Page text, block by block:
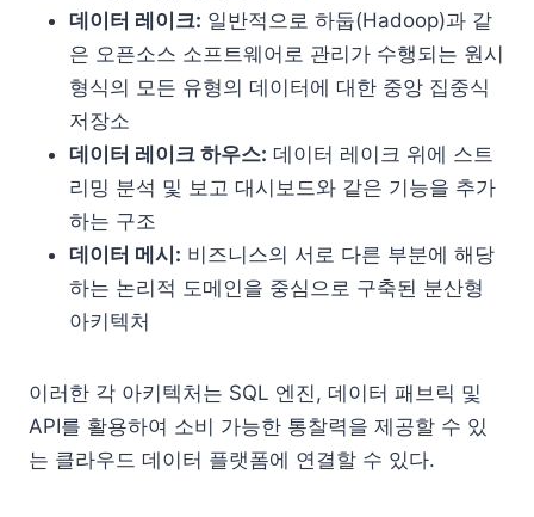
데이터 레이크: 일반적으로 하둡(Hadoop)과 같
은 오픈소스 소프트웨어로 관리가 수행되는 원시
형식의 모든 유형의 데이터에 대한 중앙 집중식
저장소
데이터 레이크 하우스: 데이터 레이크 위에 스트
리밍 분석 및 보고 대시보드와 같은 기능을 추가
하는 구조
데이터 메시: 비즈니스의 서로 다른 부분에 해당
하는 논리적 도메인을 중심으로 구축된 분산형
아키텍처
이러한 각 아키텍처는 SQL 엔진, 데이터 패브릭 및
API를 활용하여 소비 가능한 통찰력을 제공할 수 있
는 클라우드 데이터 플랫폼에 연결할 수 있다.